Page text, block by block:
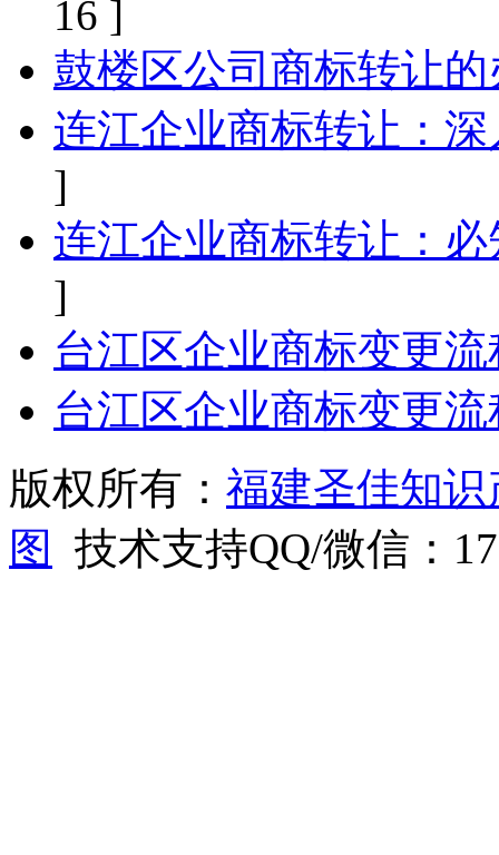
16 ]
鼓楼区公司商标转让
连江企业商标转让：
]
连江企业商标转让：
]
台江区企业商标变更
台江区企业商标变更
版权所有： 福建圣佳知
图
技术支持QQ/微信：